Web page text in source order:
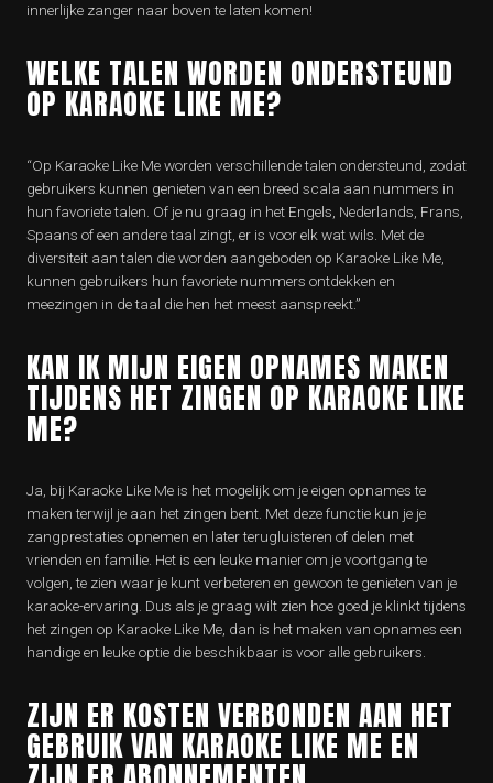
innerlijke zanger naar boven te laten komen!
WELKE TALEN WORDEN ONDERSTEUND
OP KARAOKE LIKE ME?
“Op Karaoke Like Me worden verschillende talen ondersteund, zodat
gebruikers kunnen genieten van een breed scala aan nummers in
hun favoriete talen. Of je nu graag in het Engels, Nederlands, Frans,
Spaans of een andere taal zingt, er is voor elk wat wils. Met de
diversiteit aan talen die worden aangeboden op Karaoke Like Me,
kunnen gebruikers hun favoriete nummers ontdekken en
meezingen in de taal die hen het meest aanspreekt.”
KAN IK MIJN EIGEN OPNAMES MAKEN
TIJDENS HET ZINGEN OP KARAOKE LIKE
ME?
Ja, bij Karaoke Like Me is het mogelijk om je eigen opnames te
maken terwijl je aan het zingen bent. Met deze functie kun je je
zangprestaties opnemen en later terugluisteren of delen met
vrienden en familie. Het is een leuke manier om je voortgang te
volgen, te zien waar je kunt verbeteren en gewoon te genieten van je
karaoke-ervaring. Dus als je graag wilt zien hoe goed je klinkt tijdens
het zingen op Karaoke Like Me, dan is het maken van opnames een
handige en leuke optie die beschikbaar is voor alle gebruikers.
ZIJN ER KOSTEN VERBONDEN AAN HET
GEBRUIK VAN KARAOKE LIKE ME EN